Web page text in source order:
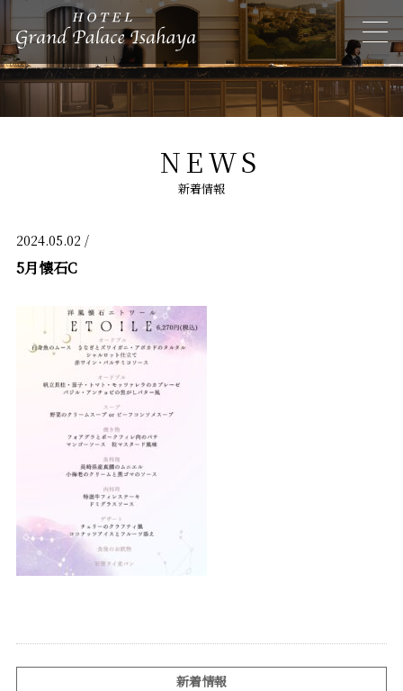
NEWS
新着情報
2024.05.02 /
5月懐石C
新着情報